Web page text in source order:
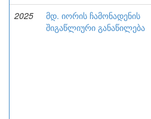
2025
მდ. იორის ჩამონადენის
შიგაწლიური განაწილება